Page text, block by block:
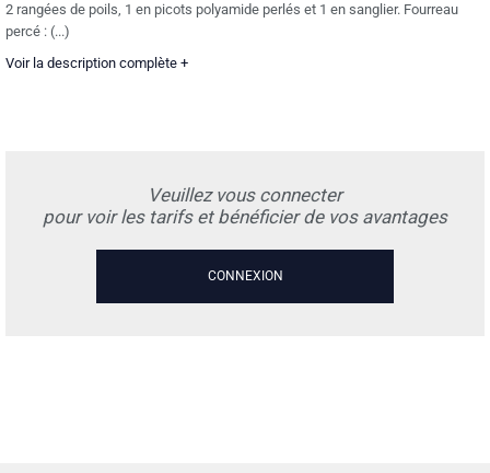
2 rangées de poils, 1 en picots polyamide perlés et 1 en sanglier. Fourreau
percé : (...)
Voir la description complète +
Veuillez vous connecter
pour voir les tarifs et bénéficier de vos avantages
CONNEXION